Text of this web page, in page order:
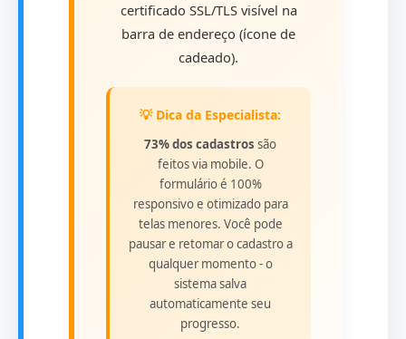
certificado SSL/TLS visível na
barra de endereço (ícone de
cadeado).
💡 Dica da Especialista:
73% dos cadastros são
feitos via mobile. O
formulário é 100%
responsivo e otimizado para
telas menores. Você pode
pausar e retomar o cadastro a
qualquer momento - o
sistema salva
automaticamente seu
progresso.